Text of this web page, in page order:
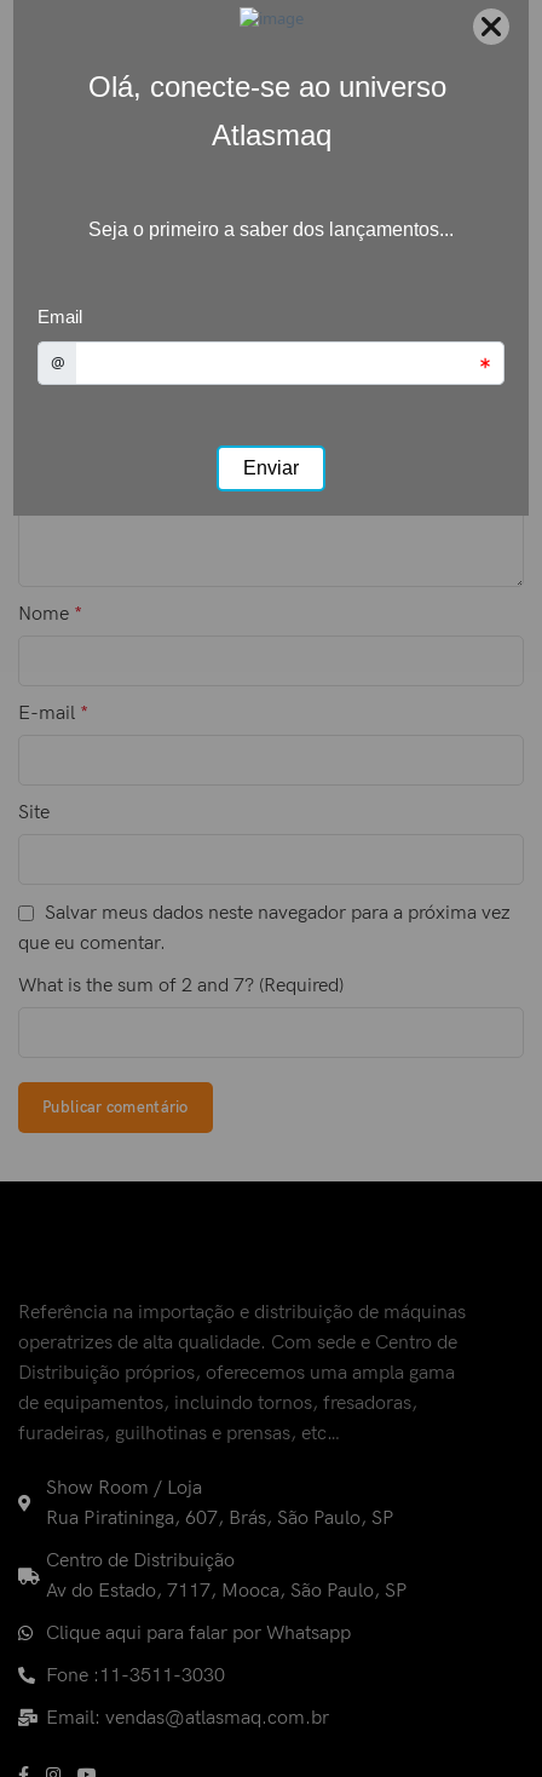
Rigoroso controle de qualidade
Comentário*
Nome *
E-mail *
Site
Salvar meus dados neste navegador para a próxima vez
que eu comentar.
What is the sum of 2 and 7? (Required)
Referência na importação e distribuição de máquinas
operatrizes de alta qualidade. Com sede e Centro de
Distribuição próprios, oferecemos uma ampla gama
de equipamentos, incluindo tornos, fresadoras,
furadeiras, guilhotinas e prensas, etc…
Show Room / Loja
Rua Piratininga, 607, Brás, São Paulo, SP
Centro de Distribuição
Av do Estado, 7117, Mooca, São Paulo, SP
Clique aqui para falar por Whatsapp
Fone :11-3511-3030
Email: vendas@atlasmaq.com.br